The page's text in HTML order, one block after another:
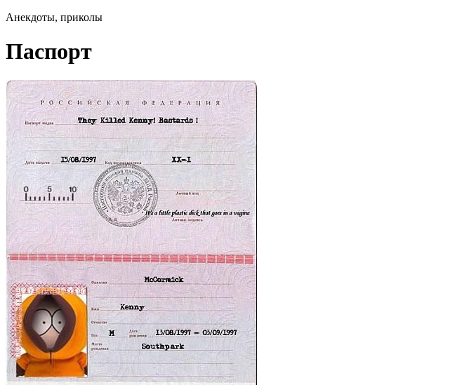
Анекдоты, приколы
Паспорт